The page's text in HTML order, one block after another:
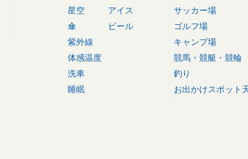
星空
傘
紫外線
体感温度
洗車
睡眠
アイス
ビール
サッカー場
ゴルフ場
キャンプ場
競馬・競艇・競輪
釣り
お出かけスポット